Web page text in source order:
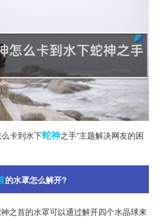
卡到水下蛇神之手”主题解决网友的困
的水罩怎么解开?
之首的水罩可以通过解开四个水晶球来